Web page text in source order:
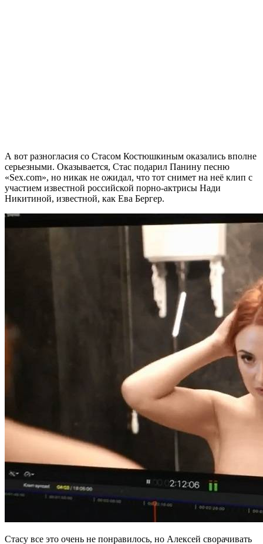
А вот разногласия со Стасом Костюшкиным оказались вполне
серьезными. Оказывается, Стас подарил Панину песню
«Sex.com», но никак не ожидал, что тот снимет на неё клип с
участием известной российской порно-актрисы Нади
Никитиной, известной, как Ева Бергер.
Стасу все это очень не понравилось, но Алексей сворачивать